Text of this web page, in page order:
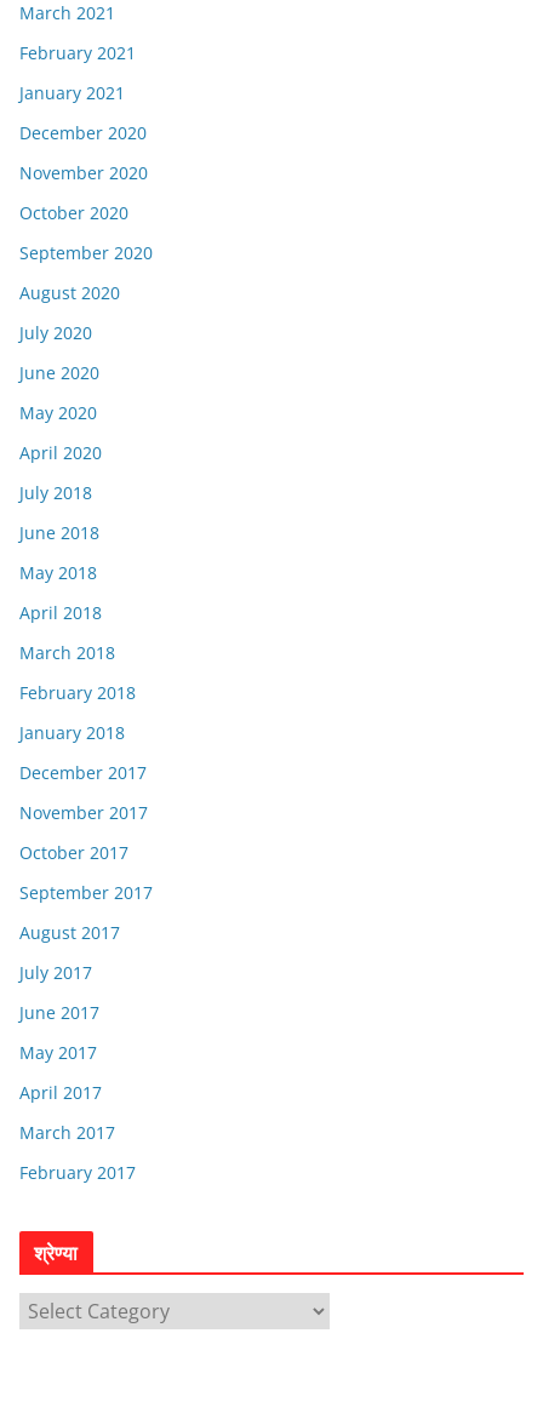
March 2021
February 2021
January 2021
December 2020
November 2020
October 2020
September 2020
August 2020
July 2020
June 2020
May 2020
April 2020
July 2018
June 2018
May 2018
April 2018
March 2018
February 2018
January 2018
December 2017
November 2017
October 2017
September 2017
August 2017
July 2017
June 2017
May 2017
April 2017
March 2017
February 2017
श्रेण्या
श्रे